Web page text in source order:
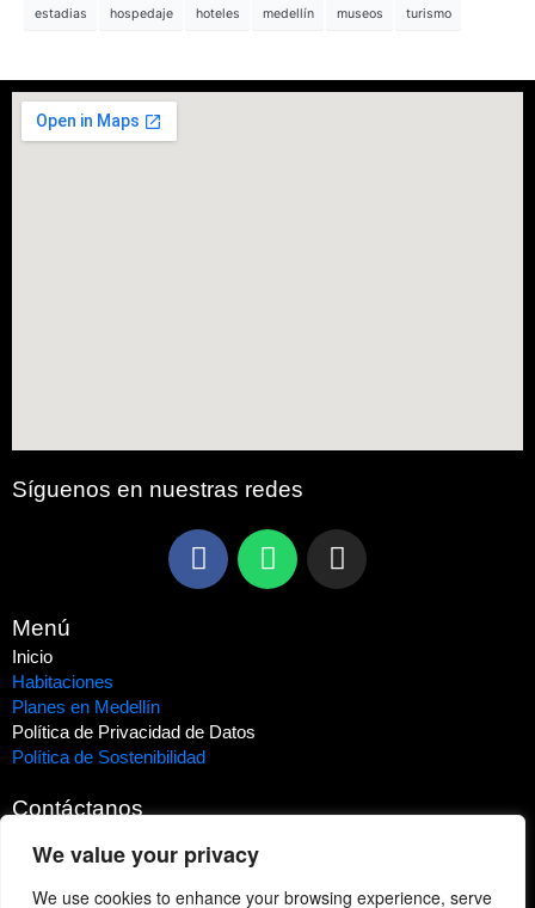
We value your privacy
We use cookies to enhance your browsing experience, serve
estadias hospedaje hoteles medellín museos turismo
Síguenos en nuestras redes
Menú
Inicio
Habitaciones
Planes en Medellín
Política de Privacidad de Datos
Política de Sostenibilidad
Contáctanos
Teléfono:(604) 3222916
Dirección:Carrera 77AA # 47 - 103 - Barrio Velódromo -